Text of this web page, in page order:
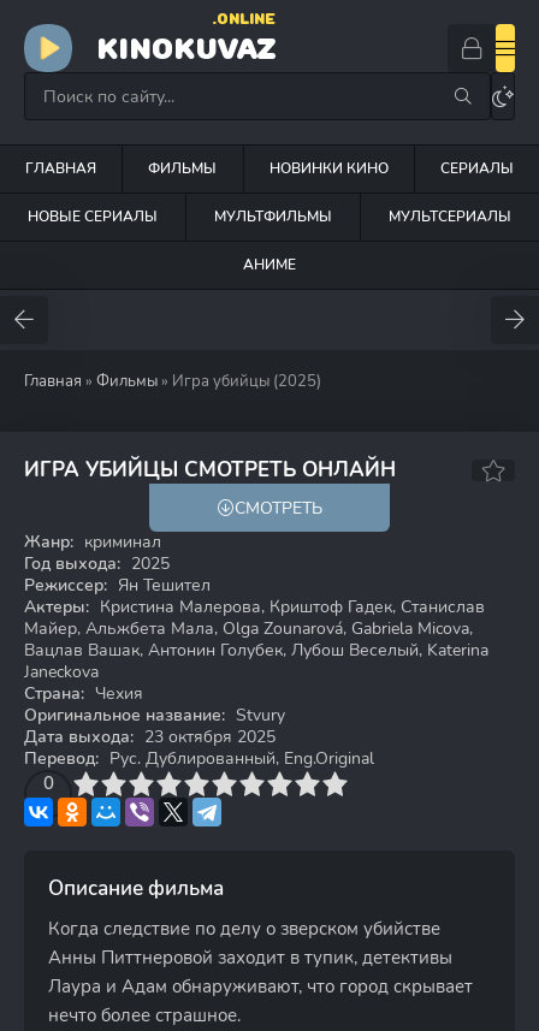
KINOKUVAZ
.ONLINE
ГЛАВНАЯ ФИЛЬМЫ НОВИНКИ КИНО СЕРИАЛЫ
НОВЫЕ СЕРИАЛЫ МУЛЬТФИЛЬМЫ МУЛЬТСЕРИАЛЫ
АНИМЕ
Главная » Фильмы » Игра убийцы (2025)
ИГРА УБИЙЦЫ СМОТРЕТЬ ОНЛАЙН
СМОТРЕТЬ
Жанр: криминал
Год выхода: 2025
Режиссер: Ян Тешител
Актеры: Кристина Малерова, Криштоф Гадек, Станислав
Майер, Альжбета Мала, Olga Zounarová, Gabriela Micova,
Вацлав Вашак, Антонин Голубек, Лубош Веселый, Katerina
Janeckova
Страна: Чехия
Оригинальное название: Stvury
Дата выхода: 23 октября 2025
Перевод: Рус. Дублированный, Eng.Original
0
4 6 7 8 9 10
Описание фильма
Когда следствие по делу о зверском убийстве
Анны Питтнеровой заходит в тупик, детективы
Лаура и Адам обнаруживают, что город скрывает
нечто более страшное.